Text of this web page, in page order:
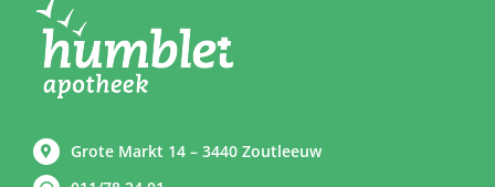
Grote Markt 14 – 3440 Zoutleeuw